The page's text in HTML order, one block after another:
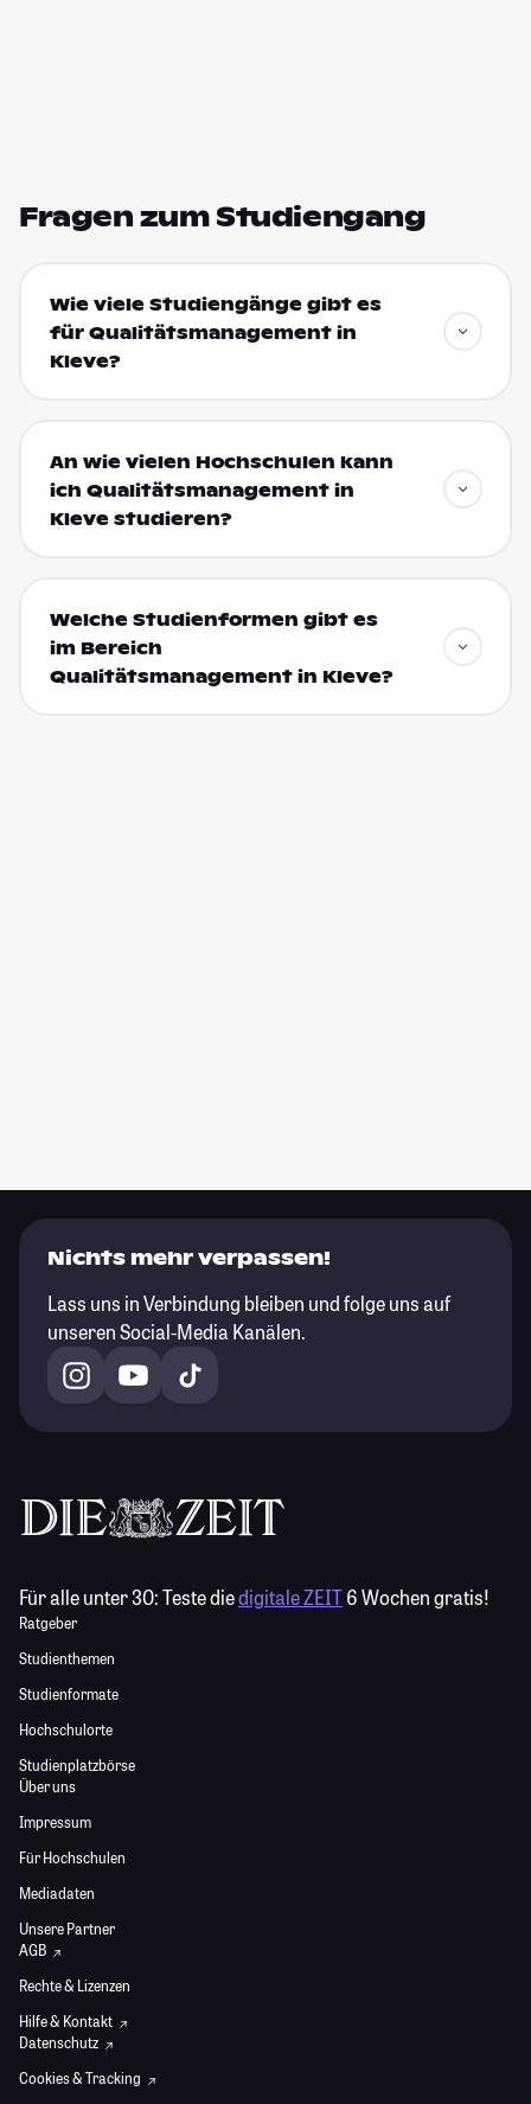
Fragen zum Studiengang
Wie viele Studiengänge gibt es
für Qualitätsmanagement in
Kleve?
An wie vielen Hochschulen kann
ich Qualitätsmanagement in
Kleve studieren?
Welche Studienformen gibt es
im Bereich
Qualitätsmanagement in Kleve?
Nichts mehr verpassen!
Lass uns in Verbindung bleiben und folge uns auf
unseren Social-Media Kanälen.
Für alle unter 30:Teste diedigitale ZEIT6 Wochen gratis!
Ratgeber
Studienthemen
Studienformate
Hochschulorte
Studienplatzbörse
Über uns
Impressum
Für Hochschulen
Mediadaten
Unsere Partner
AGB
Rechte & Lizenzen
Hilfe & Kontakt
Datenschutz
Cookies & Tracking